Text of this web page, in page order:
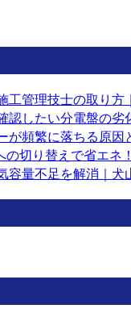
工管理技士の取り
認したい分電盤の
が頻繁に落ちる原
の切り替えで省エネ
容量不足を解消｜